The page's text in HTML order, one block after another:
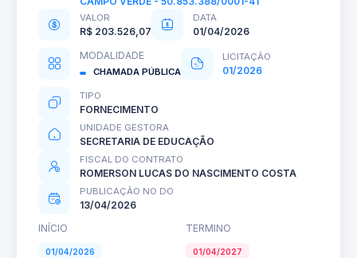
VALOR
R$ 203.526,07
DATA
01/04/2026
MODALIDADE
CHAMADA PÚBLICA
LICITAÇÃO
01/2026
TIPO
FORNECIMENTO
UNIDADE GESTORA
SECRETARIA DE EDUCAÇÃO
FISCAL DO CONTRATO
ROMERSON LUCAS DO NASCIMENTO COSTA
PUBLICAÇÃO NO DO
13/04/2026
INÍCIO
TERMINO
01/04/2026 01/04/2027